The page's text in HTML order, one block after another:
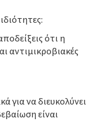
ότι η
αντιμικροβιακές
για να διευκολύνει
είναι